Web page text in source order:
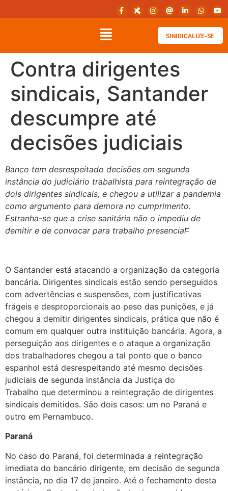
SINIDICALIZE-SE
Contra dirigentes
sindicais, Santander
descumpre até
decisões judiciais
Banco tem desrespeitado decisões em segunda
instância do judiciário trabalhista para reintegração de
dois dirigentes sindicais, e chegou a utilizar a pandemia
como argumento para demora no cumprimento.
Estranha-se que a crise sanitária não o impediu de
demitir e de convocar para trabalho presencial–
O Santander está atacando a organização da categoria
bancária. Dirigentes sindicais estão sendo perseguidos
com advertências e suspensões, com justificativas
frágeis e desproporcionais ao peso das punições, e já
chegou a demitir dirigentes sindicais, prática que não é
comum em qualquer outra instituição bancária. Agora, a
perseguição aos dirigentes e o ataque a organização
dos trabalhadores chegou a tal ponto que o banco
espanhol está desrespeitando até mesmo decisões
judiciais de segunda instância da Justiça do
Trabalho que determinou a reintegração de dirigentes
sindicais demitidos. São dois casos: um no Paraná e
outro em Pernambuco.
Paraná
No caso do Paraná, foi determinada a reintegração
imediata do bancário dirigente, em decisão de segunda
instância, no dia 17 de janeiro. Até o fechamento desta